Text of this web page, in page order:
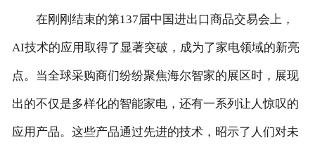
产品展示
工程案例
产品优势
在刚刚结束的第137届中国进出口商品交易会上，
AI技术的应用取得了显著突破，成为了家电领域的新亮
点。当全球采购商们纷纷聚焦海尔智家的展区时，展现
出的不仅是多样化的智能家电，还有一系列让人惊叹的
应用产品。这些产品通过先进的技术，昭示了人们对未